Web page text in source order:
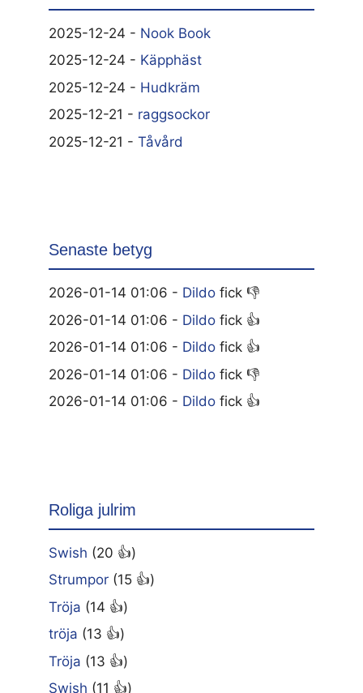
2025-12-24 - Nook Book
2025-12-24 - Käpphäst
2025-12-24 - Hudkräm
2025-12-21 - raggsockor
2025-12-21 - Tåvård
Senaste betyg
2026-01-14 01:06 - Dildo fick 👎
2026-01-14 01:06 - Dildo fick 👍
2026-01-14 01:06 - Dildo fick 👍
2026-01-14 01:06 - Dildo fick 👎
2026-01-14 01:06 - Dildo fick 👍
Roliga julrim
Swish (20 👍)
Strumpor (15 👍)
Tröja (14 👍)
tröja (13 👍)
Tröja (13 👍)
Swish (11 👍)